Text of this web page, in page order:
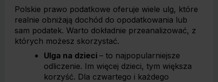
Polskie prawo podatkowe oferuje wiele ulg, które
realnie obniżają dochód do opodatkowania lub
sam podatek. Warto dokładnie przeanalizować, z
których możesz skorzystać.
Ulga na dzieci – to najpopularniejsze
odliczenie. Im więcej dzieci, tym większa
korzyść. Dla czwartego i każdego